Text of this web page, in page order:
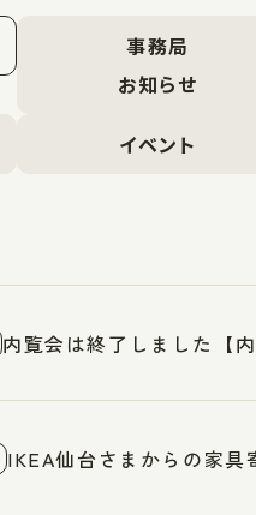
事務局
お知らせ
イベント
内覧会は終了しました【
IKEA仙台さまからの家